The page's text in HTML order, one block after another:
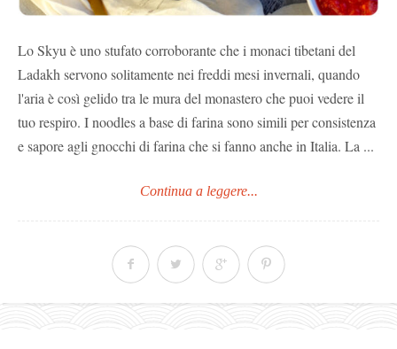
Lo Skyu è uno stufato corroborante che i monaci tibetani del
Ladakh servono solitamente nei freddi mesi invernali, quando
l'aria è così gelido tra le mura del monastero che puoi vedere il
tuo respiro. I noodles a base di farina sono simili per consistenza
e sapore agli gnocchi di farina che si fanno anche in Italia. La ...
Continua a leggere...